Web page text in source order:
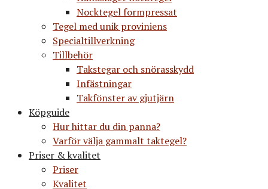
Nocktegel formpressat
Tegel med unik proviniens
Specialtillverkning
Tillbehör
Takstegar och snörasskydd
Infästningar
Takfönster av gjutjärn
Köpguide
Hur hittar du din panna?
Varför välja gammalt taktegel?
Priser & kvalitet
Priser
Kvalitet